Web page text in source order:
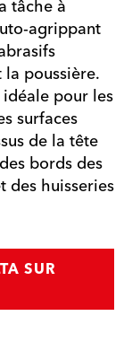
tâche à
agrippant
poussière.
pour les
surfaces
de la tête
bords des
des huisseries
SUR